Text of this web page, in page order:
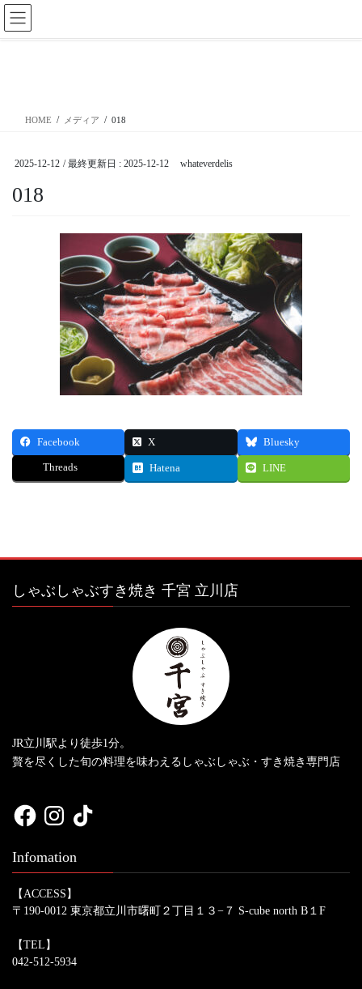
コ
ン
テ
ナ
ビ
ゲ
HOME メディア 018
2025-12-12 / 最終更新日 : 2025-12-12 whateverdelis
018
Facebook X Bluesky
Threads Hatena LINE
しゃぶしゃぶすき焼き 千宮 立川店
JR立川駅より徒歩1分。
贅を尽くした旬の料理を味わえるしゃぶしゃぶ・すき焼き専門店
FacebookInstagramTikTok
Infomation
【ACCESS】
〒190-0012 東京都立川市曙町２丁目１３−７ S-cube north B１F
【TEL】
042-512-5934